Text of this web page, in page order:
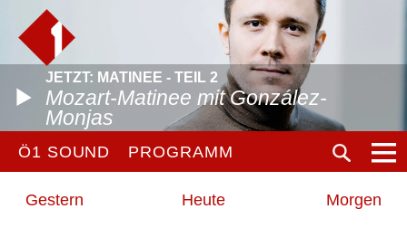
JETZT: MATINEE - TEIL 2
Mozart-Matinee mit González-
Monjas
Ö1 SOUND PROGRAMM
Gestern Heute Morgen